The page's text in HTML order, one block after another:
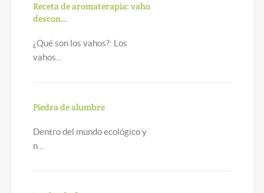
Receta de aromaterapia: vaho
descon…
¿Qué son los vahos?: Los
vahos...
Piedra de alumbre
Dentro del mundo ecológico y
n...